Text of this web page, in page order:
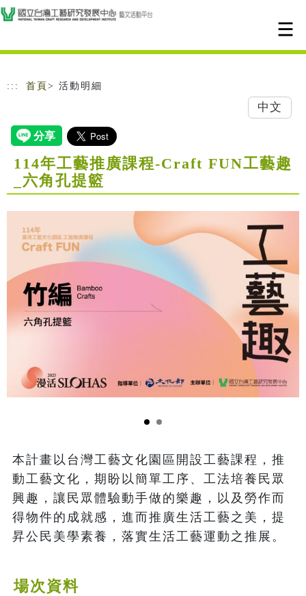
跳到主要內容
網站導覽
::: 首頁 > 活動明細
中文
114年工藝推廣課程-Craft FUN工藝趣
_六角孔提籃
本計畫以台灣工藝文化園區開設工藝課程，推
動工藝文化，期盼以簡單工序、工法培養民眾
興趣，讓民眾體驗動手做的樂趣，以及勞作而
得物件的成就感，進而推廣生活工藝之美，提
昇公民美學素養，落實生活工藝運動之推展。
場次資料